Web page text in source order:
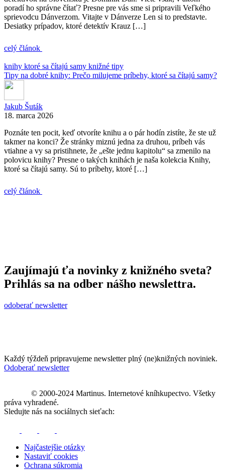
poradí ho správne čítať? Presne pre vás sme si pripravili Veľkého
sprievodcu Dánverzom. Vitajte v Dánverze Len si to predstavte.
Desiatky prípadov, ktoré detektív Krauz […]
celý článok
knihy ktoré sa čítajú samy knižné tipy
Tipy na dobré knihy: Prečo milujeme príbehy, ktoré sa čítajú samy?
Jakub Šuták
18. marca 2026
Poznáte ten pocit, keď otvoríte knihu a o pár hodín zistíte, že ste už
takmer na konci? Že stránky miznú jedna za druhou, príbeh vás
vtiahne a vy sa pristihnete, že „ešte jednu kapitolu“ sa zmenilo na
polovicu knihy? Presne o takých knihách je naša kolekcia Knihy,
ktoré sa čítajú samy. Sú to príbehy, ktoré […]
celý článok
Zaujímajú ťa novinky z knižného sveta?
Prihlás sa na odber nášho newslettra.
odoberať newsletter
Každý týždeň pripravujeme newsletter plný (ne)knižných noviniek.
Odoberať newsletter
© 2000-2024 Martinus. Internetové kníhkupectvo. Všetky
práva vyhradené.
Sledujte nás na sociálnych sieťach:
Najčastejšie otázky
Nastaviť cookies
Ochrana súkromia